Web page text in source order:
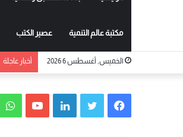
مكتبة عالم التنمية عصير الكتب
الخميس, أغسطس 6 2026 أخبار عاجلة